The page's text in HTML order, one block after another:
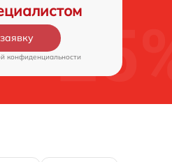
конфиденциальности